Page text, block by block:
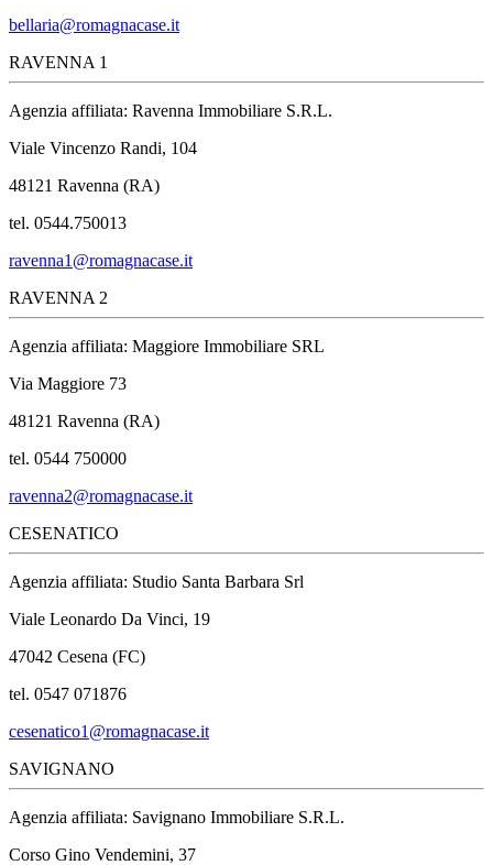
bellaria@romagnacase.it
RAVENNA 1
Agenzia affiliata: Ravenna Immobiliare S.R.L.
Viale Vincenzo Randi, 104
48121 Ravenna (RA)
tel. 0544.750013
ravenna1@romagnacase.it
RAVENNA 2
Agenzia affiliata: Maggiore Immobiliare SRL
Via Maggiore 73
48121 Ravenna (RA)
tel. 0544 750000
ravenna2@romagnacase.it
CESENATICO
Agenzia affiliata: Studio Santa Barbara Srl
Viale Leonardo Da Vinci, 19
47042 Cesena (FC)
tel. 0547 071876
cesenatico1@romagnacase.it
SAVIGNANO
Agenzia affiliata: Savignano Immobiliare S.R.L.
Corso Gino Vendemini, 37